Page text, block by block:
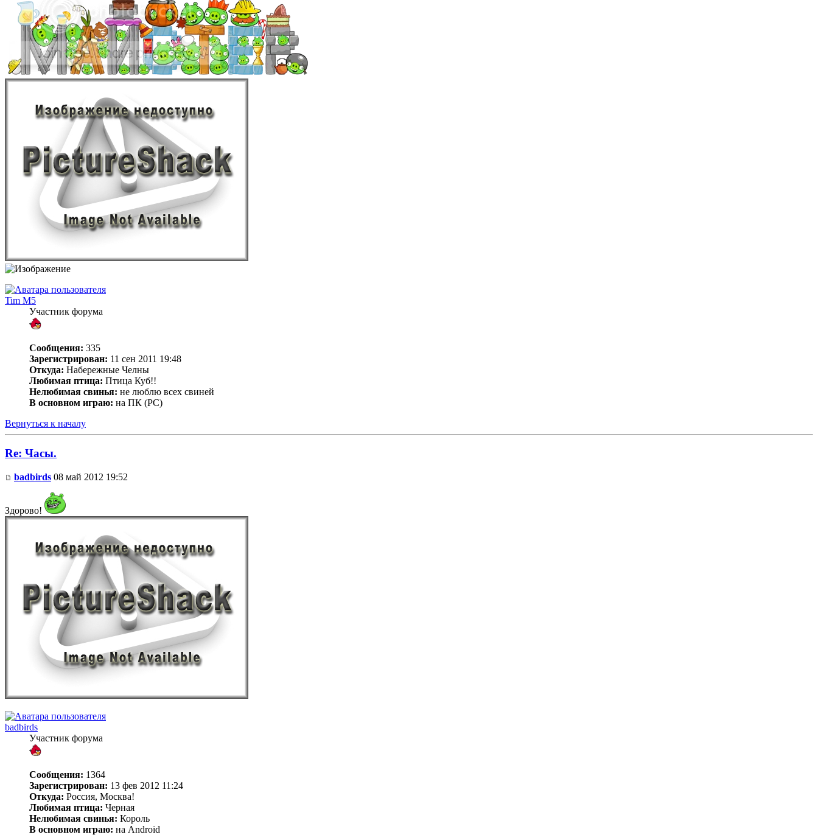
Tim M5
Участник форума
Сообщения: 335
Зарегистрирован: 11 сен 2011 19:48
Откуда: Набережные Челны
Любимая птица: Птица Куб!!
Нелюбимая свинья: не люблю всех свиней
В основном играю: на ПК (PC)
Вернуться к началу
Re: Часы.
badbirds 08 май 2012 19:52
Здорово!
badbirds
Участник форума
Сообщения: 1364
Зарегистрирован: 13 фев 2012 11:24
Откуда: Россия, Москва!
Любимая птица: Черная
Нелюбимая свинья: Король
В основном играю: на Android